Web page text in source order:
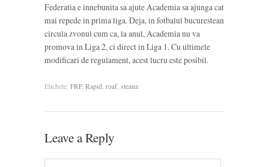
Federatia e innebunita sa ajute Academia sa ajunga cat
mai repede in prima liga. Deja, in fotbalul bucurestean
circula zvonul cum ca, la anul, Academia nu va
promova in Liga 2, ci direct in Liga 1. Cu ultimele
modificari de regulament, acest lucru este posibil.
Etichete: FRF, Rapid roaf, steaua
Leave a Reply